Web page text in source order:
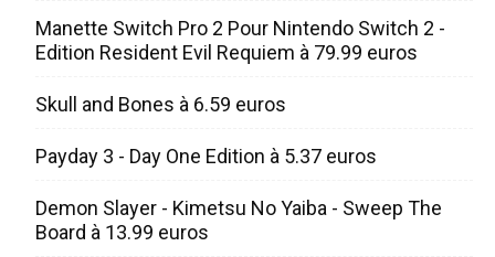
Manette Switch Pro 2 Pour Nintendo Switch 2 -
Edition Resident Evil Requiem à 79.99 euros
Skull and Bones à 6.59 euros
Payday 3 - Day One Edition à 5.37 euros
Demon Slayer - Kimetsu No Yaiba - Sweep The
Board à 13.99 euros